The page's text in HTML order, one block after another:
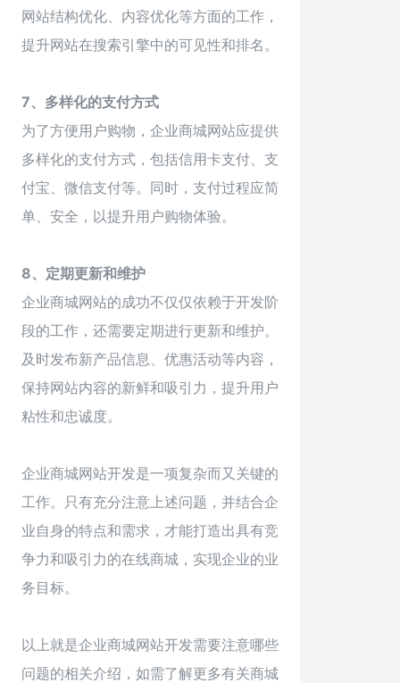
网站结构优化、内容优化等方面的工作，
提升网站在搜索引擎中的可见性和排名。
7、多样化的支付方式
为了方便用户购物，企业商城网站应提供
多样化的支付方式，包括信用卡支付、支
付宝、微信支付等。同时，支付过程应简
单、安全，以提升用户购物体验。
8、定期更新和维护
企业商城网站的成功不仅仅依赖于开发阶
段的工作，还需要定期进行更新和维护。
及时发布新产品信息、优惠活动等内容，
保持网站内容的新鲜和吸引力，提升用户
粘性和忠诚度。
企业商城网站开发是一项复杂而又关键的
工作。只有充分注意上述问题，并结合企
业自身的特点和需求，才能打造出具有竞
争力和吸引力的在线商城，实现企业的业
务目标。
以上就是企业商城网站开发需要注意哪些
问题的相关介绍，如需了解更多有关商城